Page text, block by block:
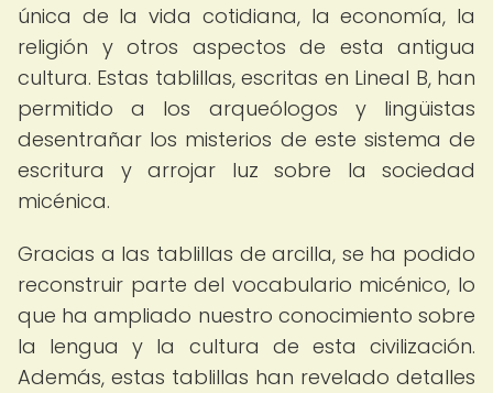
única de la vida cotidiana, la economía, la
religión y otros aspectos de esta antigua
cultura. Estas tablillas, escritas en Lineal B, han
permitido a los arqueólogos y lingüistas
desentrañar los misterios de este sistema de
escritura y arrojar luz sobre la sociedad
micénica.
Gracias a las tablillas de arcilla, se ha podido
reconstruir parte del vocabulario micénico, lo
que ha ampliado nuestro conocimiento sobre
la lengua y la cultura de esta civilización.
Además, estas tablillas han revelado detalles